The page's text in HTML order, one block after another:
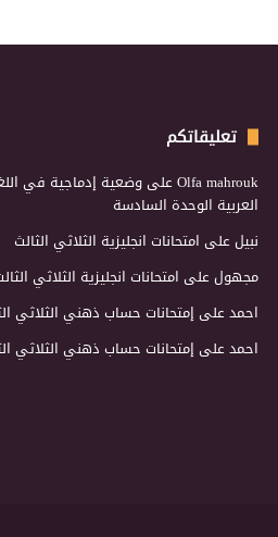
تعليقاتكم
Olfa mahroukعلىوضعية إدماجية في
العربية الوحدة السادسة
نبيلعلى امتحانات انجليزية الثلاثي الثالث
مجهولعلى امتحانات انجليزية الثلاثي
احمدعلى إمتحانات حساب ذهني الثلاثي
احمدعلى إمتحانات حساب ذهني الثلاثي